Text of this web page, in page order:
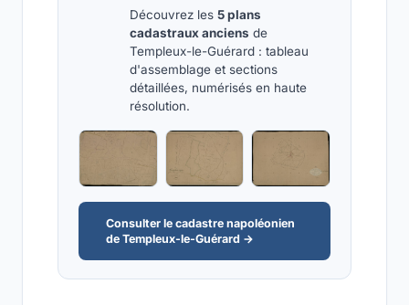
Découvrez les 5 plans
cadastraux anciens de
Templeux-le-Guérard : tableau
d'assemblage et sections
détaillées, numérisés en haute
résolution.
Consulter le cadastre napoléonien
de Templeux-le-Guérard →